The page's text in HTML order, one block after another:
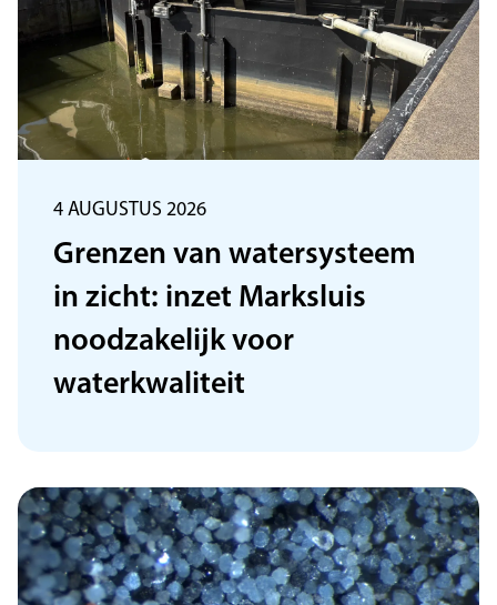
Grenzen van watersysteem
in zicht: inzet Marksluis
noodzakelijk voor
waterkwaliteit
4 AUGUSTUS 2026